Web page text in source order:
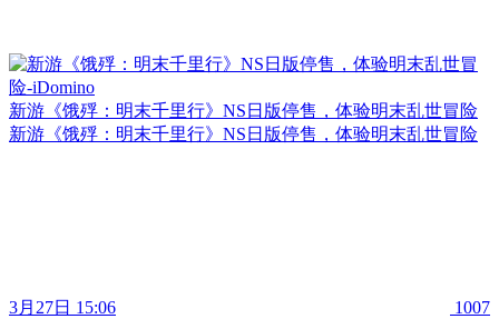
新游《饿殍：明末千里行》NS日版停售，体验明末乱世冒险
新游《饿殍：明末千里行》NS日版停售，体验明末乱世冒险
3月27日 15:06 1007